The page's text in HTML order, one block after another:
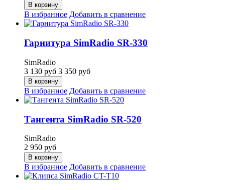
В корзину
В избранное Добавить в сравнение
Гарнитура SimRadio SR-330
SimRadio
3 130 руб 3 350 руб
В корзину
В избранное Добавить в сравнение
Тангента SimRadio SR-520
SimRadio
2 950 руб
В корзину
В избранное Добавить в сравнение